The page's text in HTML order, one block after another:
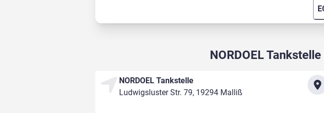
NORDOEL
NORDOEL Tankstelle
Ludwigsluster Str. 79, 19294 Malliß